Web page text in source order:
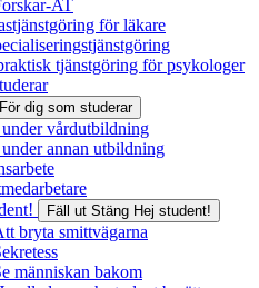
AT
för läkare
tjänstgöring för psykologer
För dig som studerar
vårdutbildning
annan utbildning
Fäll ut Stäng Hej student!
bryta smittvägarna
människan bakom